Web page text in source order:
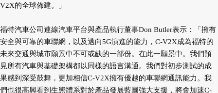
V2X的全球佈建。」
福特汽車公司連線汽車平台與產品執行董事Don Butler表示：「擁有
安全與可靠的車聯網，以及邁向5G演進的能力，C-V2X成為福特的
未來交通與城市願景中不可或缺的一部份。在此一願景中。我們預
見所有汽車與基礎架構都以同樣的語言溝通。我們對初步測試的成
果感到深受鼓舞，更加相信C-V2X擁有優越的車聯網通訊能力。我
們也很高興看到生態體系對於產品發展藍圖強大支援，將會加速C-